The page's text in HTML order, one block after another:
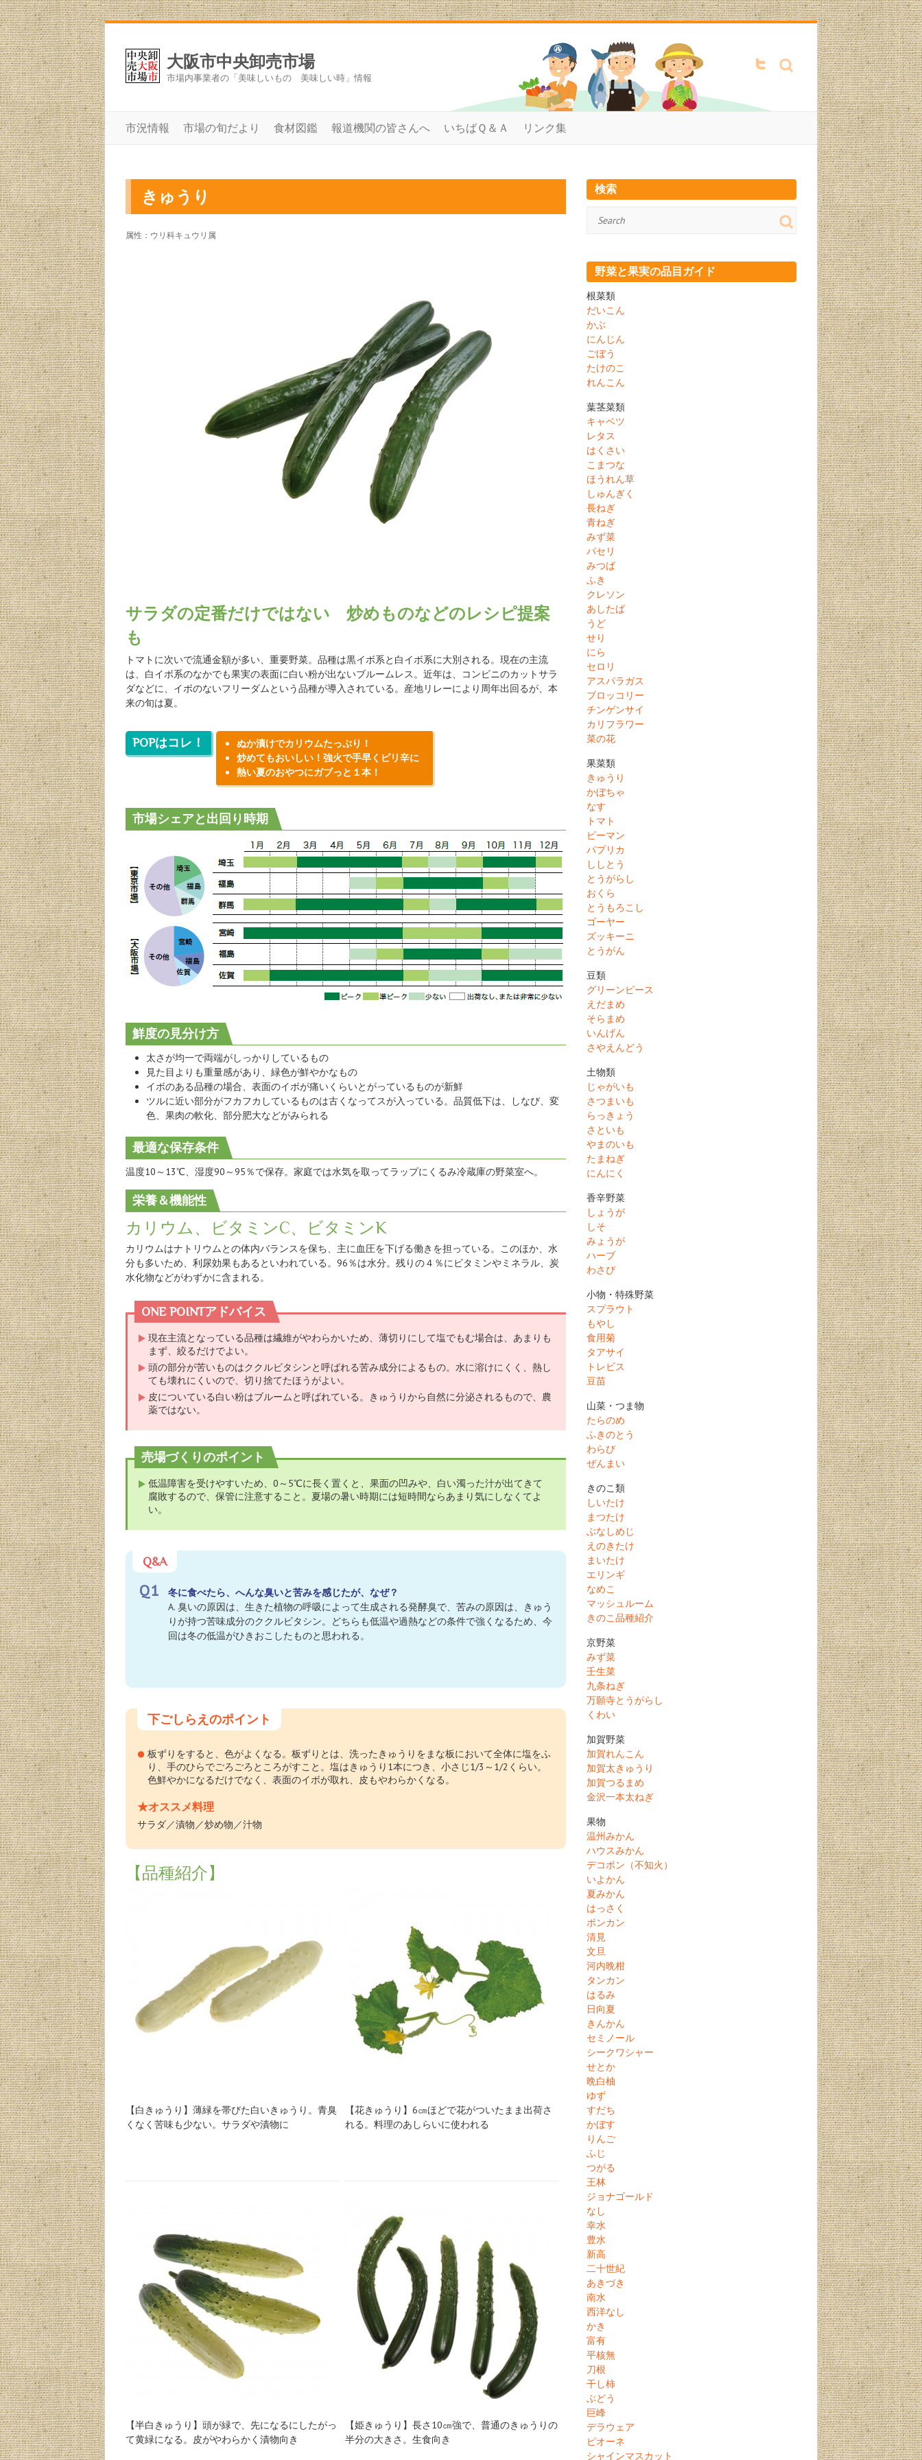
Search
大阪市中央卸売市場
市場内事業者の「美味しいもの 美味しい時」情報
市況情報 市場の旬だより 食材図鑑 報道機関の皆さんへ いちばＱ＆Ａ リンク集
きゅうり
属性：ウリ科キュウリ属
サラダの定番だけではない 炒めものなどのレシピ提案
も
トマトに次いで流通金額が多い、重要野菜。品種は黒イボ系と白イボ系に大別される。現在の主流
は、白イボ系のなかでも果実の表面に白い粉が出ないブルームレス。近年は、コンビニのカットサラ
ダなどに、イボのないフリーダムという品種が導入されている。産地リレーにより周年出回るが、本
来の旬は夏。
POPはコレ！
ぬか漬けでカリウムたっぷり！
炒めてもおいしい！強火で手早くピリ辛に
熱い夏のおやつにガブっと１本！
市場シェアと出回り時期
鮮度の見分け方
太さが均一で両端がしっかりしているもの
見た目よりも重量感があり、緑色が鮮やかなもの
イボのある品種の場合、表面のイボが痛いくらいとがっているものが新鮮
ツルに近い部分がフカフカしているものは古くなってスが入っている。品質低下は、しなび、変
色、果肉の軟化、部分肥大などがみられる
最適な保存条件
温度10～13℃、湿度90～95％で保存。家庭では水気を取ってラップにくるみ冷蔵庫の野菜室へ。
栄養＆機能性
カリウム、ビタミンC、ビタミンK
カリウムはナトリウムとの体内バランスを保ち、主に血圧を下げる働きを担っている。このほか、水
分も多いため、利尿効果もあるといわれている。96％は水分。残りの４％にビタミンやミネラル、炭
水化物などがわずかに含まれる。
ONE POINTアドバイス
現在主流となっている品種は繊維がやわらかいため、薄切りにして塩でもむ場合は、あまりも
まず、絞るだけでよい。
頭の部分が苦いものはククルビタシンと呼ばれる苦み成分によるもの。水に溶けにくく、熱し
ても壊れにくいので、切り捨てたほうがよい。
皮についている白い粉はブルームと呼ばれている。きゅうりから自然に分泌されるもので、農
薬ではない。
売場づくりのポイント
低温障害を受けやすいため、0～5℃に長く置くと、果面の凹みや、白い濁った汁が出てきて
腐敗するので、保管に注意すること。夏場の暑い時期には短時間ならあまり気にしなくてよ
い。
Q&A
Q1
冬に食べたら、へんな臭いと苦みを感じたが、なぜ？
A. 臭いの原因は、生きた植物の呼吸によって生成される発酵臭で、苦みの原因は、きゅう
りが持つ苦味成分のククルビタシン。どちらも低温や過熱などの条件で強くなるため、今
回は冬の低温がひきおこしたものと思われる。
下ごしらえのポイント
板ずりをすると、色がよくなる。板ずりとは、洗ったきゅうりをまな板において全体に塩をふ
り、手のひらでごろごろところがすこと。塩はきゅうり1本につき、小さじ1/3～1/2くらい。
色鮮やかになるだけでなく、表面のイボが取れ、皮もやわらかくなる。
★オススメ料理
サラダ／漬物／炒め物／汁物
【品種紹介】
【白きゅうり】薄緑を帯びた白いきゅうり。青臭
くなく苦味も少ない。サラダや漬物に
【花きゅうり】6㎝ほどで花がついたまま出荷さ
れる。料理のあしらいに使われる
【半白きゅうり】頭が緑で、先になるにしたがっ
て黄緑になる。皮がやわらかく漬物向き
【姫きゅうり】長さ10㎝強で、普通のきゅうりの
半分の大きさ。生食向き
検索
野菜と果実の品目ガイド
根菜類
だいこん
かぶ
にんじん
ごぼう
たけのこ
れんこん
葉茎菜類
キャベツ
レタス
はくさい
こまつな
ほうれん草
しゅんぎく
長ねぎ
青ねぎ
みず菜
パセリ
みつば
ふき
クレソン
あしたば
うど
せり
にら
セロリ
アスパラガス
ブロッコリー
チンゲンサイ
カリフラワー
菜の花
果菜類
きゅうり
かぼちゃ
なす
トマト
ピーマン
パプリカ
ししとう
とうがらし
おくら
とうもろこし
ゴーヤー
ズッキーニ
とうがん
豆類
グリーンピース
えだまめ
そらまめ
いんげん
さやえんどう
土物類
じゃがいも
さつまいも
らっきょう
さといも
やまのいも
たまねぎ
にんにく
香辛野菜
しょうが
しそ
みょうが
ハーブ
わさび
小物・特殊野菜
スプラウト
もやし
食用菊
タアサイ
トレビス
豆苗
山菜・つま物
たらのめ
ふきのとう
わらび
ぜんまい
きのこ類
しいたけ
まつたけ
ぶなしめじ
えのきたけ
まいたけ
エリンギ
なめこ
マッシュルーム
きのこ品種紹介
京野菜
みず菜
壬生菜
九条ねぎ
万願寺とうがらし
くわい
加賀野菜
加賀れんこん
加賀太きゅうり
加賀つるまめ
金沢一本太ねぎ
果物
温州みかん
ハウスみかん
デコポン（不知火）
いよかん
夏みかん
はっさく
ポンカン
清見
文旦
河内晩柑
タンカン
はるみ
日向夏
きんかん
セミノール
シークワシャー
せとか
晩白柚
ゆず
すだち
かぼす
りんご
ふじ
つがる
王林
ジョナゴールド
なし
幸水
豊水
新高
二十世紀
あきづき
南水
西洋なし
かき
富有
平核無
刀根
干し柿
ぶどう
巨峰
デラウェア
ピオーネ
シャインマスカット